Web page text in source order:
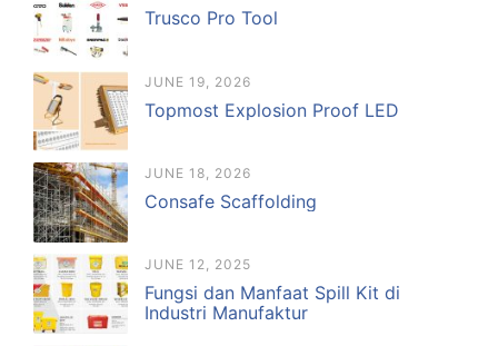
Trusco Pro Tool
JUNE 19, 2026
Topmost Explosion Proof LED
JUNE 18, 2026
Consafe Scaffolding
JUNE 12, 2025
Fungsi dan Manfaat Spill Kit di
Industri Manufaktur